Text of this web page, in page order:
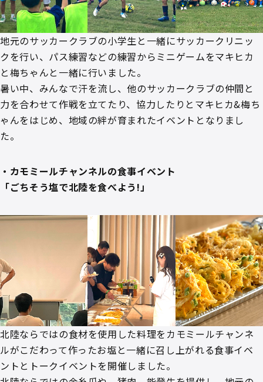
地元のサッカークラブの小学生と一緒にサッカークリニッ
クを行い、パス練習などの練習からミニゲームをマキヒカ
と梅ちゃんと一緒に行いました。
暑い中、みんなで汗を流し、他のサッカークラブの仲間と
力を合わせて作戦を立てたり、協力したりとマキヒカ&梅ち
ゃんをはじめ、地域の絆が育まれたイベントとなりまし
た。
・カモミールチャンネルの食事イベント
「ごちそう塩で北陸を食べよう!」
北陸ならではの食材を使用した料理をカモミールチャンネ
ルがこだわって作ったお塩と一緒に召し上がれる食事イベ
ントとトークイベントを開催しました。